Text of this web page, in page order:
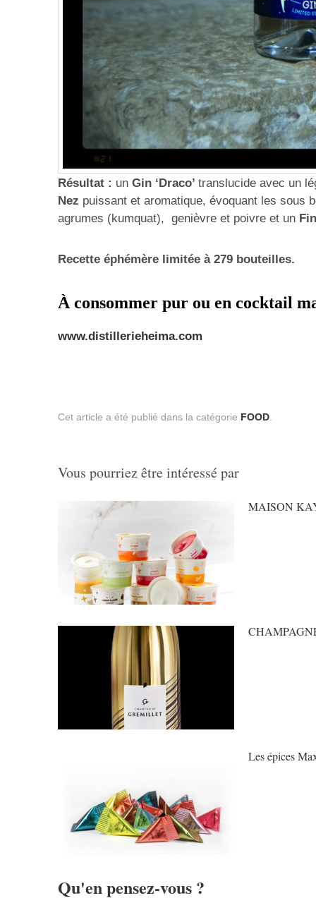
Résultat : un Gin ‘Draco’ translucide avec un
Nez puissant et aromatique, évoquant les sous
agrumes (kumquat), genièvre et poivre et un
Recette éphémère limitée à 279 bouteilles.
À consommer pur ou en cocktail
www.distillerieheima.com
Cet article a été publié dans la catégorie FOOD.
Vous pourriez être intéressé par
MAISON
Les épices
Qu'en pensez-vous ?